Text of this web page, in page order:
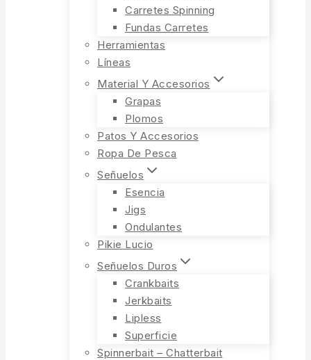
Carretes Spinning
Fundas Carretes
Herramientas
Líneas
Material Y Accesorios
Grapas
Plomos
Patos Y Accesorios
Ropa De Pesca
Señuelos
Esencia
Jigs
Ondulantes
Pikie Lucio
Señuelos Duros
Crankbaits
Jerkbaits
Lipless
Superficie
Spinnerbait – Chatterbait